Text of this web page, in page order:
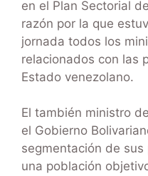
en el Plan Sectorial
razón por la que
jornada todos los
relacionados con las
Estado venezolano.
El también ministro
el Gobierno
segmentación de
una población